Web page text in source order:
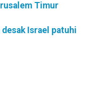
Timur
Israel patuhi